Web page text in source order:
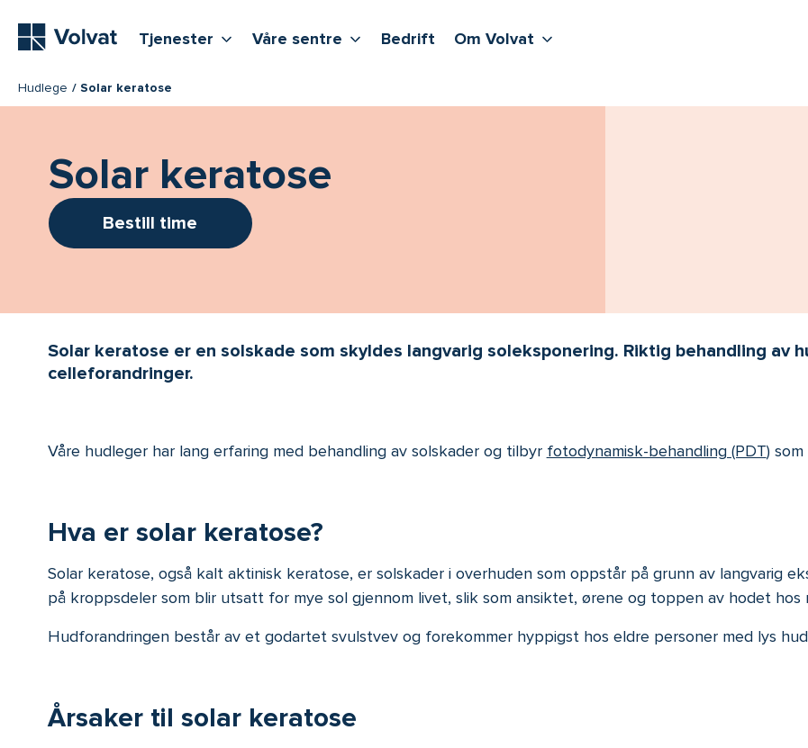
Tjenester Vis flere undernivåerTjenester
Våre sentre Vis flere undernivåerVåre sentre
Bedrift Om Volvat
Hudlege Solar keratose
Solar keratose
Bestill time
Solar keratose er en solskade som skyldes langvarig soleksponering. Riktig behandling av
celleforandringer.
Våre hudleger har lang erfaring med behandling av solskader og tilbyr fotodynamisk-behandling (PDT)
Hva er solar keratose?
Solar keratose, også kalt aktinisk keratose, er solskader i overhuden som oppstår på grunn av langvarig
på kroppsdeler som blir utsatt for mye sol gjennom livet, slik som ansiktet, ørene og toppen av hodet hos
Hudforandringen består av et godartet svulstvev og forekommer hyppigst hos eldre personer med lys
Årsaker til solar keratose